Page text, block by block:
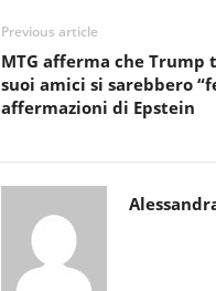
Previous article
MTG afferma che Trump
suoi amici si sarebbero
affermazioni di Epstein